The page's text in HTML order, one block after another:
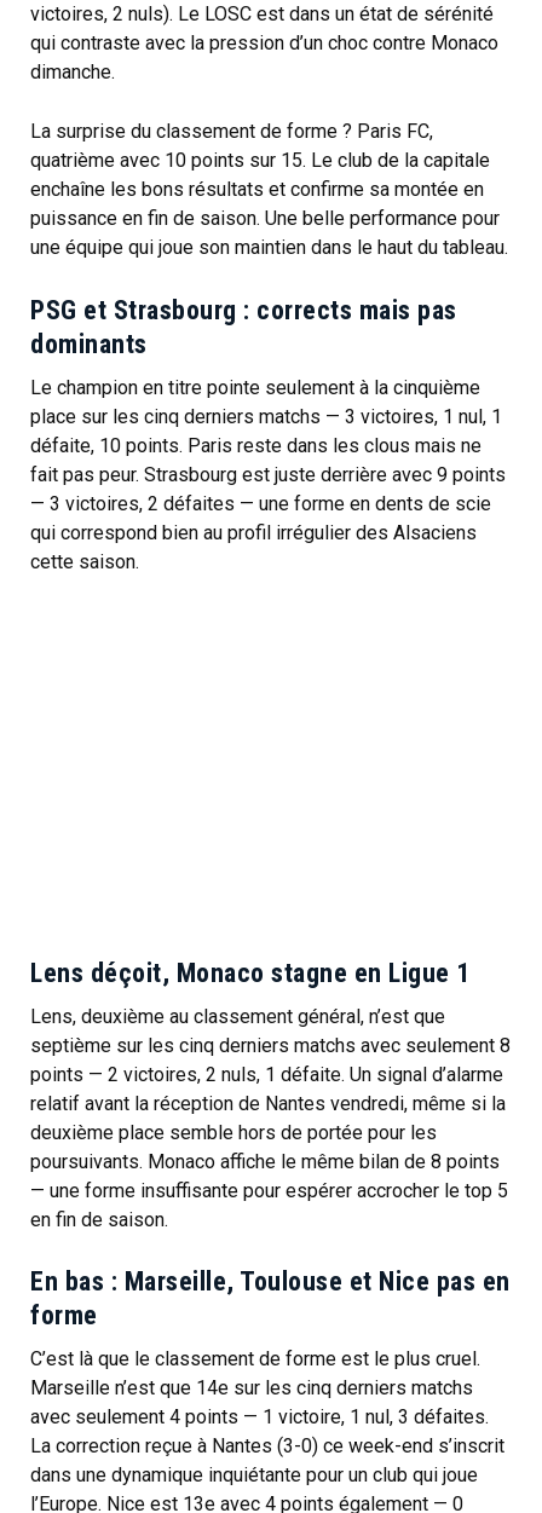
victoires, 2 nuls). Le LOSC est dans un état de sérénité
qui contraste avec la pression d’un choc contre Monaco
dimanche.
La surprise du classement de forme ? Paris FC,
quatrième avec 10 points sur 15. Le club de la capitale
enchaîne les bons résultats et confirme sa montée en
puissance en fin de saison. Une belle performance pour
une équipe qui joue son maintien dans le haut du tableau.
PSG et Strasbourg : corrects mais pas
dominants
Le champion en titre pointe seulement à la cinquième
place sur les cinq derniers matchs — 3 victoires, 1 nul, 1
défaite, 10 points. Paris reste dans les clous mais ne
fait pas peur. Strasbourg est juste derrière avec 9 points
— 3 victoires, 2 défaites — une forme en dents de scie
qui correspond bien au profil irrégulier des Alsaciens
cette saison.
Lens déçoit, Monaco stagne en Ligue 1
Lens, deuxième au classement général, n’est que
septième sur les cinq derniers matchs avec seulement 8
points — 2 victoires, 2 nuls, 1 défaite. Un signal d’alarme
relatif avant la réception de Nantes vendredi, même si la
deuxième place semble hors de portée pour les
poursuivants. Monaco affiche le même bilan de 8 points
— une forme insuffisante pour espérer accrocher le top 5
en fin de saison.
En bas : Marseille, Toulouse et Nice pas en
forme
C’est là que le classement de forme est le plus cruel.
Marseille n’est que 14e sur les cinq derniers matchs
avec seulement 4 points — 1 victoire, 1 nul, 3 défaites.
La correction reçue à Nantes (3-0) ce week-end s’inscrit
dans une dynamique inquiétante pour un club qui joue
l’Europe. Nice est 13e avec 4 points également — 0